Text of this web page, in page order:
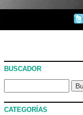
BUSCADOR
CATEGORÍAS